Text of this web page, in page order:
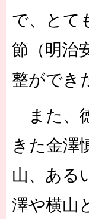
で、とて
節（明治
整ができ
また、
きた金澤
山、ある
澤や横山